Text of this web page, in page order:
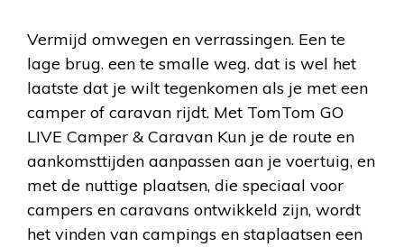
Vermijd omwegen en verrassingen. Een te
lage brug. een te smalle weg. dat is wel het
laatste dat je wilt tegenkomen als je met een
camper of caravan rijdt. Met TomTom GO
LIVE Camper & Caravan Kun je de route en
aankomsttijden aanpassen aan je voertuig, en
met de nuttige plaatsen, die speciaal voor
campers en caravans ontwikkeld zijn, wordt
het vinden van campings en staplaatsen een